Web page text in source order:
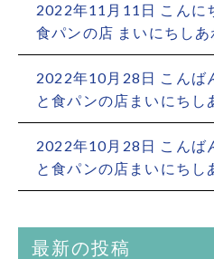
2022年11月11日 こんに
食パンの店 まいにちし
2022年10月28日 こんば
と食パンの店まいにちし
2022年10月28日 こんば
と食パンの店まいにちし
最新の投稿